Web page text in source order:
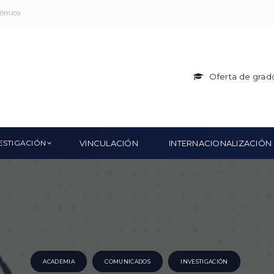
Oferta de
VINCULACIÓN INTERNACIONALIZACIÓN
ACADEMIA COMUNICADOS INVESTIGACIÓN